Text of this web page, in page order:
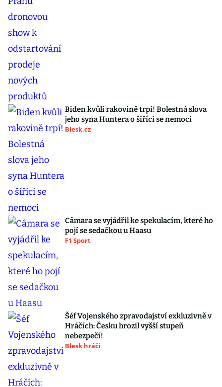
Biden kvůli rakovině trpí! Bolestná slova
jeho syna Huntera o šířící se nemoci
Blesk.cz
Câmara se vyjádřil ke spekulacím, které ho
pojí se sedačkou u Haasu
F1 Sport
Šéf Vojenského zpravodajství exkluzivně v
Hráčích: Česku hrozil vyšší stupeň
nebezpečí!
Blesk hráči